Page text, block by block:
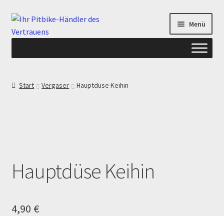
Zur
Navigation
Zum
Inhalt
Menü
Devolución
Echtheit von Bewertungen
Start Vergaser Hauptdüse Keihin
Hauptdüse Keihin
4,90 €